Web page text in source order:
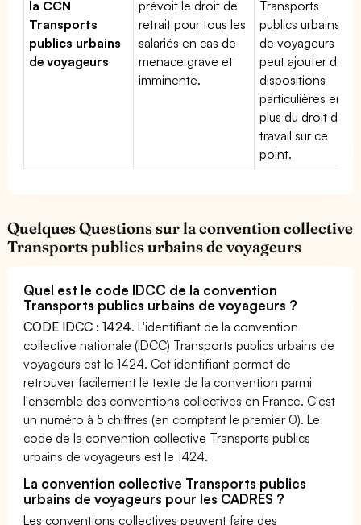
la CCN
Transports
publics urbains
de voyageurs
prévoit le droit de
retrait pour tous les
salariés en cas de
menace grave et
imminente.
Transports
publics urbains
de voyageurs
peut ajouter des
dispositions
particulières en
plus du droit du
travail sur ce
point.
Quelques Questions sur la convention collective
Transports publics urbains de voyageurs
Quel est le code IDCC de la convention
Transports publics urbains de voyageurs ?
CODE IDCC : 1424. L'identifiant de la convention
collective nationale (IDCC) Transports publics urbains de
voyageurs est le 1424. Cet identifiant permet de
retrouver facilement le texte de la convention parmi
l'ensemble des conventions collectives en France. C'est
un numéro à 5 chiffres (en comptant le premier 0). Le
code de la convention collective Transports publics
urbains de voyageurs est le 1424.
La convention collective Transports publics
urbains de voyageurs pour les CADRES ?
Les conventions collectives peuvent faire des